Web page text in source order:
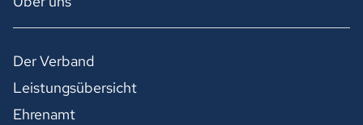
Der Verband
Leistungsübersicht
Ehrenamt